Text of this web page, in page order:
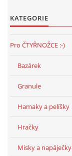
KATEGORIE
Pro ČTYŘNOŽCE :-)
Bazárek
Granule
Hamaky a pelíšky
Hračky
Misky a napáječky